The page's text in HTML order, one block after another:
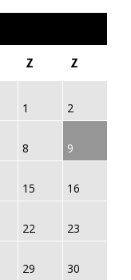
Z Z
1 2
8 9
15 16
22 23
29 30